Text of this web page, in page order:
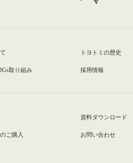
トヨトミの歴史
取り組み 採用情報
資料ダウンロード
ご購入 お問い合わせ